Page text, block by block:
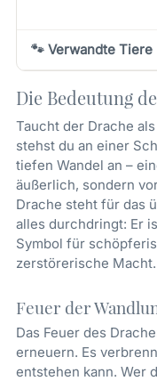
🐾 Verwandte Tiere
Die Bedeutung
Taucht der Drache
stehst du an einer
tiefen Wandel an –
äußerlich, sondern
Drache steht für das
alles durchdringt: Er
Symbol für
zerstörerische Macht.
Feuer der
Das Feuer des
erneuern. Es
entstehen kann. Wer